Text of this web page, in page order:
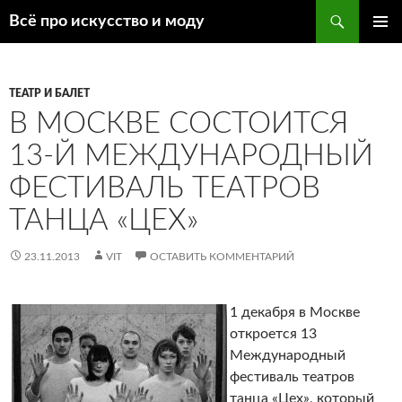
Всё про искусство и моду
ТЕАТР И БАЛЕТ
В МОСКВЕ СОСТОИТСЯ
13-Й МЕЖДУНАРОДНЫЙ
ФЕСТИВАЛЬ ТЕАТРОВ
ТАНЦА «ЦЕХ»
23.11.2013 VIT ОСТАВИТЬ КОММЕНТАРИЙ
1 декабря в Москве
откроется 13
Международный
фестиваль театров
танца «Цех», который